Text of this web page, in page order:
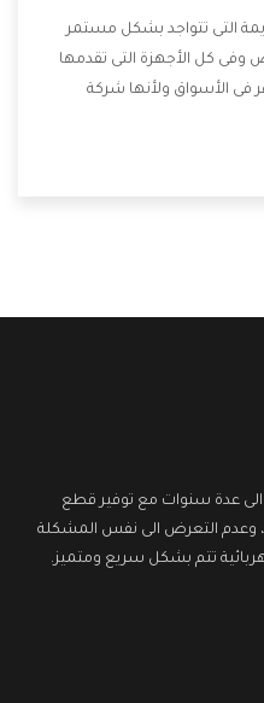
التى تتواجد بشكل مستمر
وفى كل الأجهزة التى تقدمها
فى الأسواق ولأنها شركة
التى تسهل على
الى عدة سنوات مع توفير قطع
وعدم التعرض الى نفس المشكلة
تتم بشكل سريع ومتميز.